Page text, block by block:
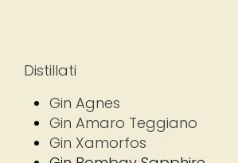
Distillati
Gin Agnes
Gin Amaro Teggiano
Gin Xamorfos